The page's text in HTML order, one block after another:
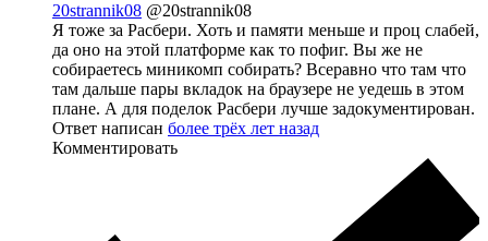
20strannik08 @20strannik08
Я тоже за Расбери. Хоть и памяти меньше и проц слабей,
да оно на этой платформе как то пофиг. Вы же не
собираетесь миникомп собирать? Всеравно что там что
там дальше пары вкладок на браузере не уедешь в этом
плане. А для поделок Расбери лучше задокументирован.
Ответ написан более трёх лет назад
Комментировать